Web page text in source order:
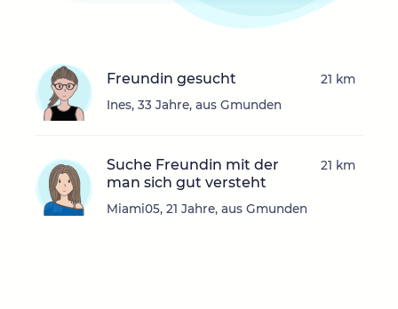
Freundin gesucht
Ines, 33 Jahre, aus Gmunden
21 km
Suche Freundin mit der
man sich gut versteht
Miami05, 21 Jahre, aus Gmunden
21 km